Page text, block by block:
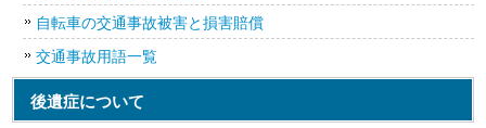
自転車の交通事故被害と損害賠償
交通事故用語一覧
後遺症について